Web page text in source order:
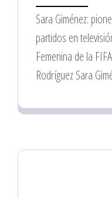
Sara Giménez:
partidos en
Femenina de la
Rodríguez Sara